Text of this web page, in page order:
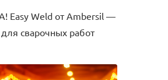
Easy Weld от Ambersil —
для сварочных работ